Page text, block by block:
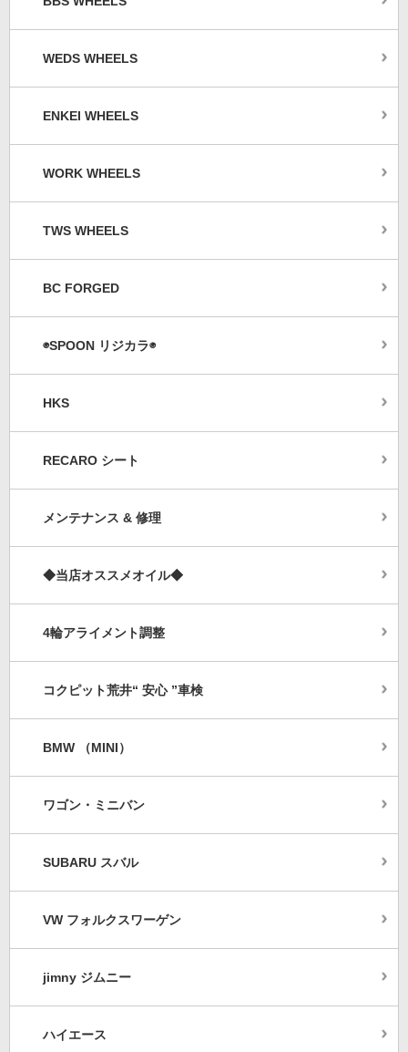
WEDS WHEELS
ENKEI WHEELS
WORK WHEELS
TWS WHEELS
BC FORGED
◉SPOON リジカラ◉
HKS
RECARO シート
メンテナンス & 修理
◆当店オススメオイル◆
4輪アライメント調整
コクピット荒井“ 安心 ”車検
BMW （MINI）
ワゴン・ミニバン
SUBARU スバル
VW フォルクスワーゲン
jimny ジムニー
ハイエース